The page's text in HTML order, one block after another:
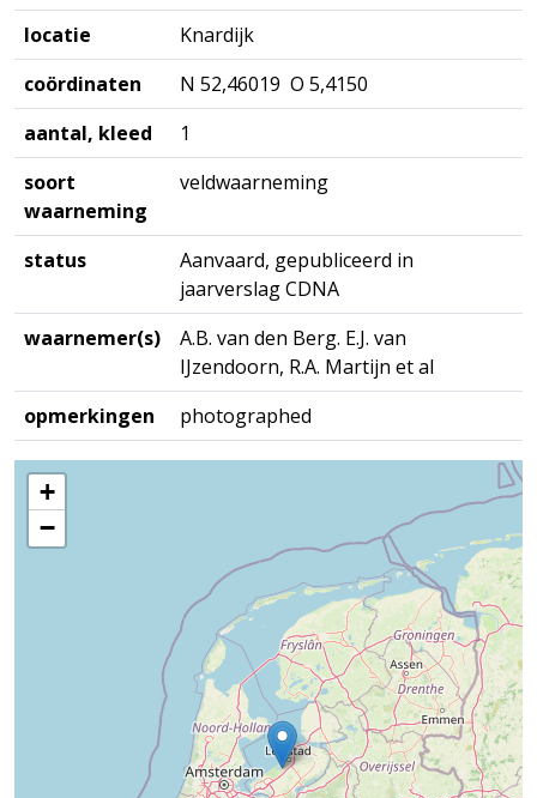
locatie
Knardijk
coördinaten
N 52,46019 O 5,4150
aantal, kleed
1
soort
waarneming
veldwaarneming
status
Aanvaard, gepubliceerd in
jaarverslag CDNA
waarnemer(s)
A.B. van den Berg. E.J. van
IJzendoorn, R.A. Martijn et al
opmerkingen
photographed
+
−